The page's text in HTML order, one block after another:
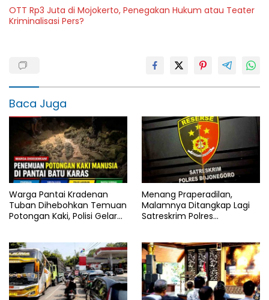
OTT Rp3 Juta di Mojokerto, Penegakan Hukum atau Teater
Kriminalisasi Pers?
Baca Juga
Warga Pantai Kradenan
Tuban Dihebohkan Temuan
Potongan Kaki, Polisi Gelar
Menang Praperadilan,
Malamnya Ditangkap Lagi
Satreskrim Polres